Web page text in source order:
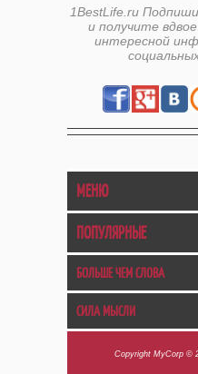
1BestLife.ru
и получите
интересной
МЕНЮ
ПОПУЛЯРНЫЕ
БОЛЬШЕ ЧЕМ СЛОВА
СИЛА МЫСЛИ
Copyright MyCorp ©